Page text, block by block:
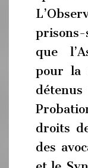
que
pour la
droits
des